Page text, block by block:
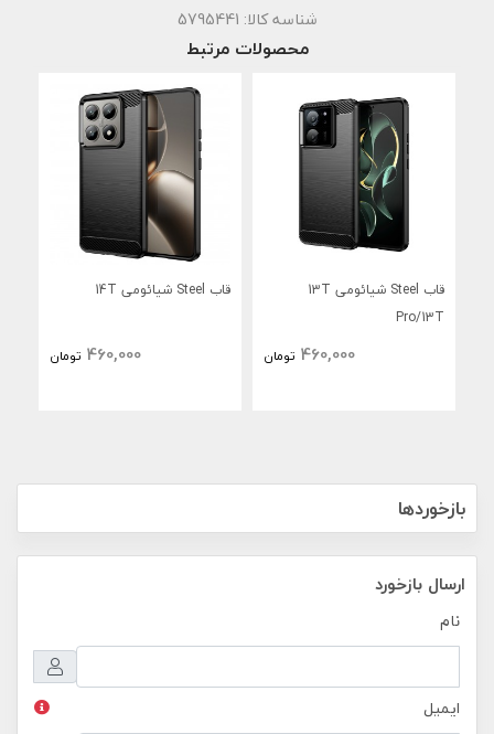
شناسه کالا: 5795441
محصولات مرتبط
قاب Steel شیائومی 13T
Pro/13T
460,000 تومان
قاب Steel شیائومی 14T
460,000 تومان
بازخوردها
ارسال بازخورد
نام
ایمیل